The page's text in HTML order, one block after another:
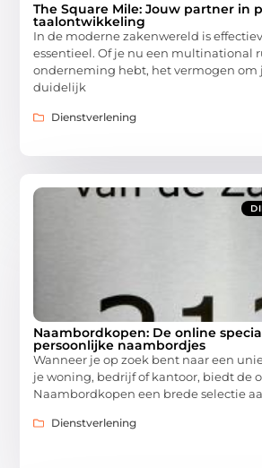
The Square Mile: Jouw partner in
taalontwikkeling
In de moderne zakenwereld is
essentieel. Of je nu een multinational
onderneming hebt, het vermogen om
duidelijk
Dienstverlening
Naambordkopen: De online
persoonlijke naambordjes
Wanneer je op zoek bent naar een
je woning, bedrijf of kantoor, biedt de
Naambordkopen een brede selectie
Dienstverlening